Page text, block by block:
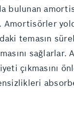
bulunan
Amortisörler
temasın
çıkmasını